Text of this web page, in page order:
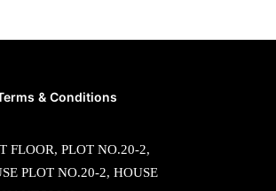
Terms & Conditions
FLOOR, PLOT NO.20-2,
PLOT NO.20-2, HOUSE